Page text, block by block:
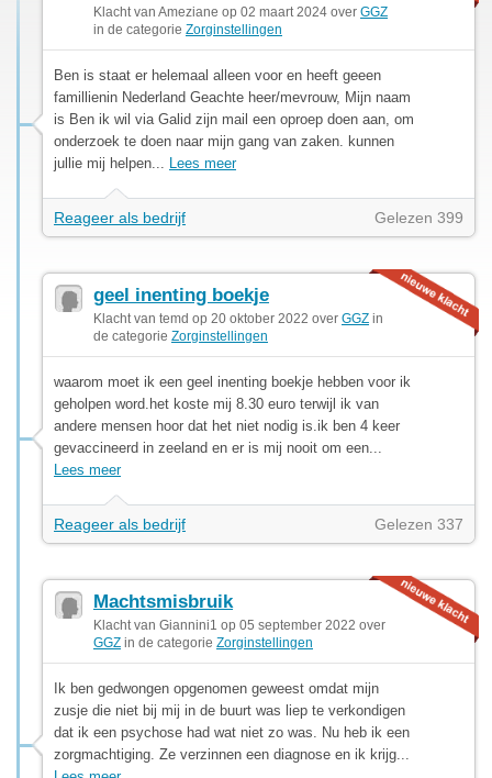
Klacht van Ameziane op 02 maart 2024 over GGZ
in de categorie Zorginstellingen
Ben is staat er helemaal alleen voor en heeft geeen
famillienin Nederland Geachte heer/mevrouw, Mijn naam
is Ben ik wil via Galid zijn mail een oproep doen aan, om
onderzoek te doen naar mijn gang van zaken. kunnen
jullie mij helpen... Lees meer
Reageer als bedrijf Gelezen 399
geel inenting boekje
Klacht van temd op 20 oktober 2022 over GGZ in
de categorie Zorginstellingen
waarom moet ik een geel inenting boekje hebben voor ik
geholpen word.het koste mij 8.30 euro terwijl ik van
andere mensen hoor dat het niet nodig is.ik ben 4 keer
gevaccineerd in zeeland en er is mij nooit om een...
Lees meer
Reageer als bedrijf Gelezen 337
Machtsmisbruik
Klacht van Giannini1 op 05 september 2022 over
GGZ in de categorie Zorginstellingen
Ik ben gedwongen opgenomen geweest omdat mijn
zusje die niet bij mij in de buurt was liep te verkondigen
dat ik een psychose had wat niet zo was. Nu heb ik een
zorgmachtiging. Ze verzinnen een diagnose en ik krijg...